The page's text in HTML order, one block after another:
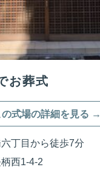
お葬式
の式場の詳細を見る →
丁目から徒歩7分
西1-4-2